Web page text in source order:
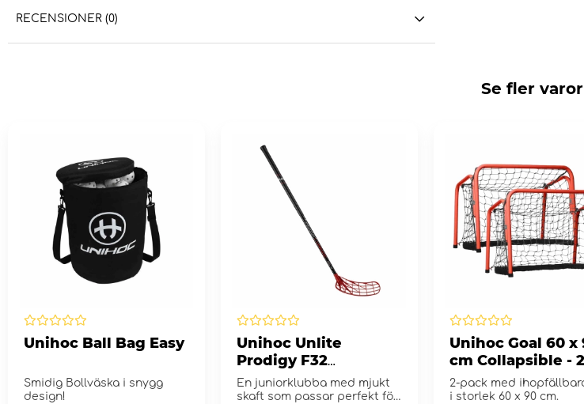
RECENSIONER (0)
Se fler varor
Unihoc Ball Bag Easy
Smidig Bollväska i snygg
design!
Unihoc Unlite
Prodigy F32
Black/Red
En juniorklubba med mjukt
skaft som passar perfekt för
Unihoc Goal 60 x
cm Collapsible - 2
Pack
2-pack med
i storlek 60 x 90 cm.